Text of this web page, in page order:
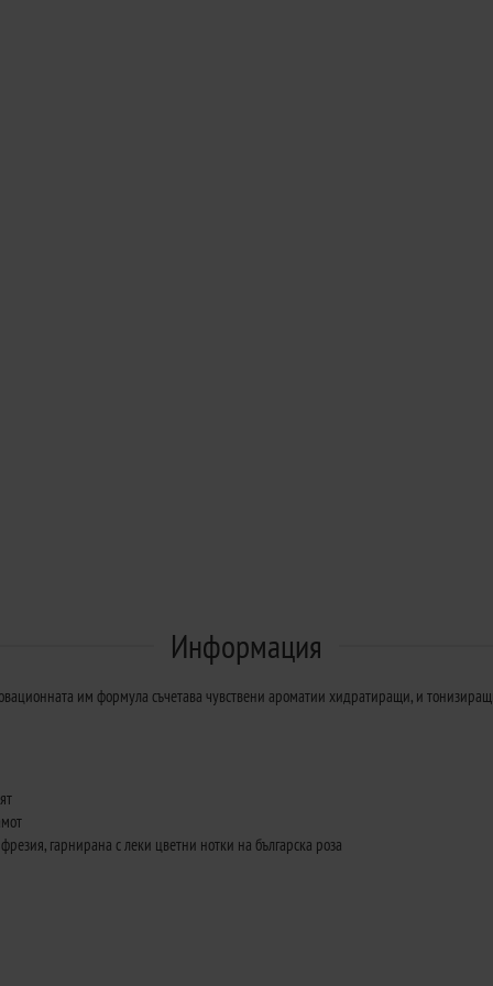
Информация
им формула съчетава чувствени ароматии хидратиращи, и
гарнирана с леки цветни нотки на българска роза